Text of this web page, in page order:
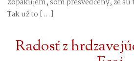
Tak už to […]
Radosť z